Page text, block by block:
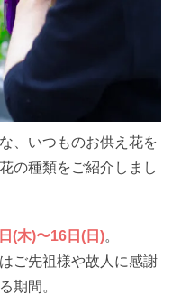
、いつものお供え花を
の種類をご紹介しまし
(木)〜16日(日)。
ご先祖様や故人に感謝
期間。